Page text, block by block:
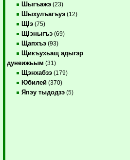
Шыгъажэ (23)
Шыхулъагъуэ (12)
ЩIэ (75)
ЩIэныгъэ (69)
Щапхъэ (93)
Щикъухьащ адыгэр
дунеижьым (31)
Щэнхабзэ (179)
Юбилей (370)
Япэу тыдодзэ (5)